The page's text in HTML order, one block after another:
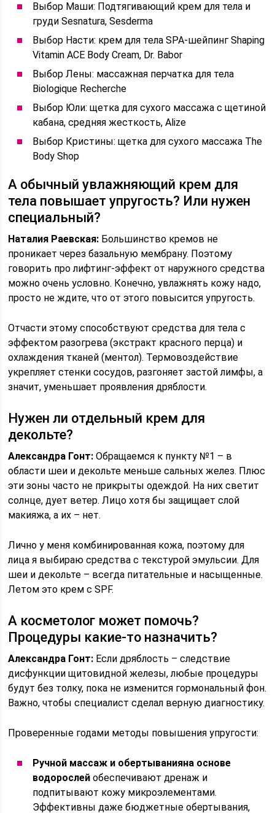
Выбор Маши: Подтягивающий крем для тела и
груди Sesnatura, Sesderma
Выбор Насти: крем для тела SPA-шейпинг Shaping
Vitamin ACE Body Cream, Dr. Babor
Выбор Лены: массажная перчатка для тела
Biologique Recherche
Выбор Юли: щетка для сухого массажа с щетиной
кабана, средняя жесткость, Alize
Выбор Кристины: щетка для сухого массажа The
Body Shop
А обычный увлажняющий крем для
тела повышает упругость? Или нужен
специальный?
Наталия Раевская: Большинство кремов не
проникает через базальную мембрану. Поэтому
говорить про лифтинг-эффект от наружного средства
можно очень условно. Конечно, увлажнять кожу надо,
просто не ждите, что от этого повысится упругость.
Отчасти этому способствуют средства для тела с
эффектом разогрева (экстракт красного перца) и
охлаждения тканей (ментол). Термовоздействие
укрепляет стенки сосудов, разгоняет застой лимфы, а
значит, уменьшает проявления дряблости.
Нужен ли отдельный крем для
декольте?
Александра Гонт: Обращаемся к пункту №1 – в
области шеи и декольте меньше сальных желез. Плюс
эти зоны часто не прикрыты одеждой. На них светит
солнце, дует ветер. Лицо хотя бы защищает слой
макияжа, а их – нет.
Лично у меня комбинированная кожа, поэтому для
лица я выбираю средства с текстурой эмульсии. Для
шеи и декольте – всегда питательные и насыщенные.
Летом это крем с SPF.
А косметолог может помочь?
Процедуры какие-то назначить?
Александра Гонт: Если дряблость – следствие
дисфункции щитовидной железы, любые процедуры
будут без толку, пока не изменится гормональный фон.
Важно, чтобы специалист сделал верную диагностику.
Проверенные годами методы повышения упругости:
Ручной массаж и обертыванияна основе
водорослей обеспечивают дренаж и
подпитывают кожу микроэлементами.
Эффективны даже бюджетные обертывания,